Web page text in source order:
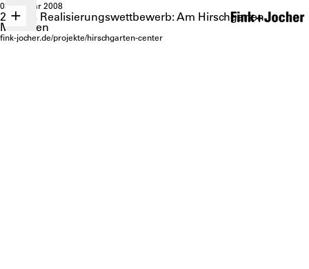
03. Januar 2008
2. Preis Realisierungswettbewerb: Am Hirschgarten
München
fink-jocher.de/projekte/hirschgarten-center